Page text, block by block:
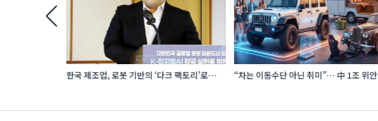
한국 제조업, 로봇 기반의 ‘다크 팩토리’로
“차는 이동수단 아닌 취미”… 中 1조 위안